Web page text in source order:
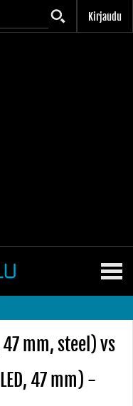
Kirjaudu
47 mm, steel) vs
47 mm) -